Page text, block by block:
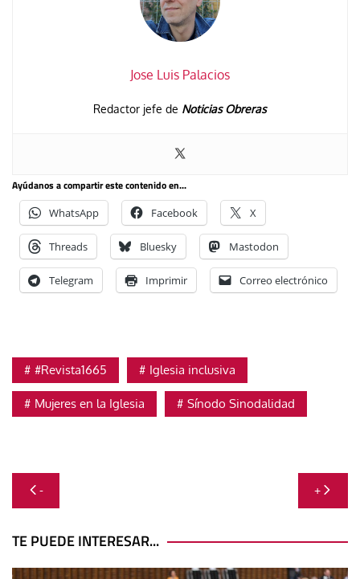
Jose Luis Palacios
Redactor jefe de Noticias Obreras
Ayúdanos a compartir este contenido en...
WhatsApp Facebook X
Threads Bluesky Mastodon
Telegram Imprimir Correo electrónico
#Revista1665 Iglesia inclusiva
Mujeres en la Iglesia Sínodo Sinodalidad
Navegación
de
entradas
- +
TE PUEDE INTERESAR...